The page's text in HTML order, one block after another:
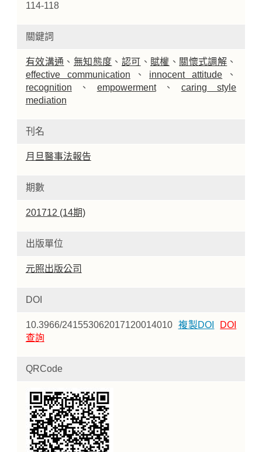
114-118
關鍵詞
有效溝通 、 無知態度 、 認可 、 賦權 、 關懷式調解 、
effective communication 、 innocent attitude 、
recognition 、 empowerment、 caring style
mediation
刊名
月旦醫事法報告
期數
201712 (14期)
出版單位
元照出版公司
DOI
10.3966/241553062017120014010 複製DOI
DOI
查詢
QRCode